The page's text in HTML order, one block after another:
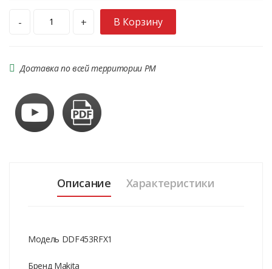
- + В Корзину
Доставка по всей территории РМ
Описание Характеристики
Модель DDF453RFX1
Бренд Makita